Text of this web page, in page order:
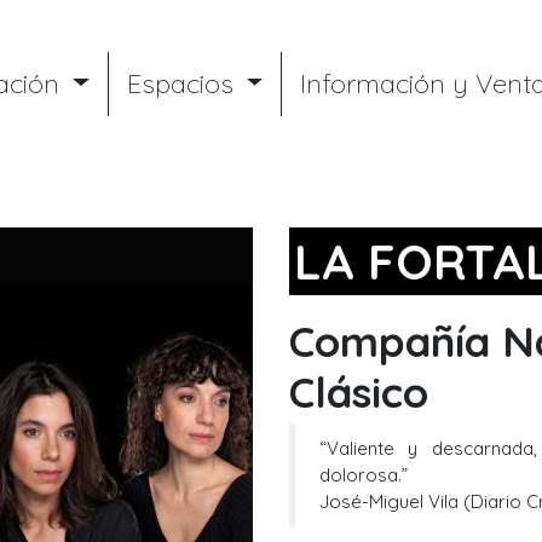
Espacios Información y
LA
Compañía
Clásico
“Valiente y
dolorosa.”
José-Miguel Vila (Diario